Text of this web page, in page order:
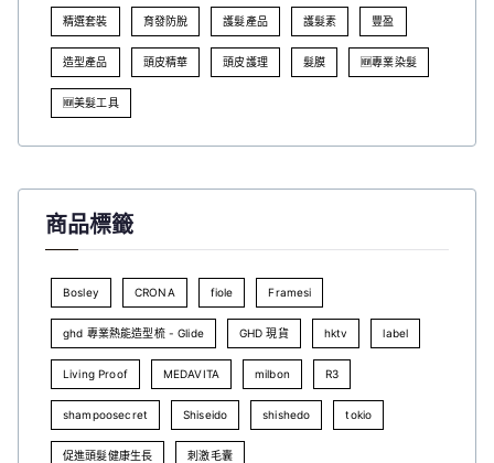
精選套裝 育發防脫 護髮產品 護髮素 豐盈
造型產品 頭皮精華 頭皮護理 髮膜 🆕專業染髮
🆕美髮工具
商品標籤
Bosley CRONA fiole Framesi
ghd 專業熱能造型梳 - Glide GHD 現貨 hktv label
Living Proof MEDAVITA milbon R3
shampoosecret Shiseido shishedo tokio
促進頭髮健康生長 刺激毛囊